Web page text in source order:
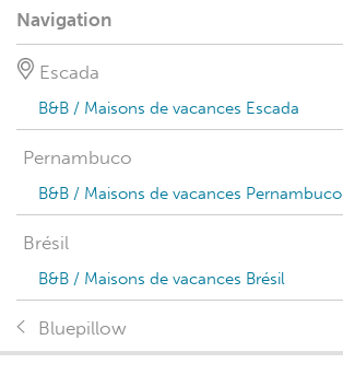
Navigation
Escada
B&B / Maisons de vacances Escada
Pernambuco
B&B / Maisons de vacances Pernambuco
Brésil
B&B / Maisons de vacances Brésil
Bluepillow